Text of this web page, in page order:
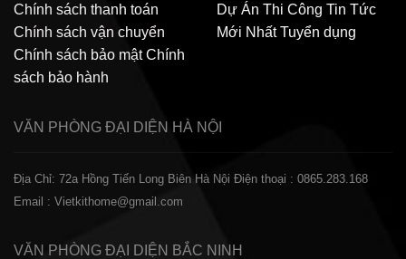
Chính sách thanh toán
Chính sách vận chuyển
Chính sách bảo mật Chính
sách bảo hành
Dự Án Thi Công Tin Tức
Mới Nhất Tuyển dụng
VĂN PHÒNG ĐẠI DIỆN HÀ NỘI
Địa Chỉ: 72a Hồng Tiến Long Biên Hà Nội Điện thoại : 0865.283.168
Email : Vietkithome@gmail.com
VĂN PHÒNG ĐẠI DIỆN BẮC NINH